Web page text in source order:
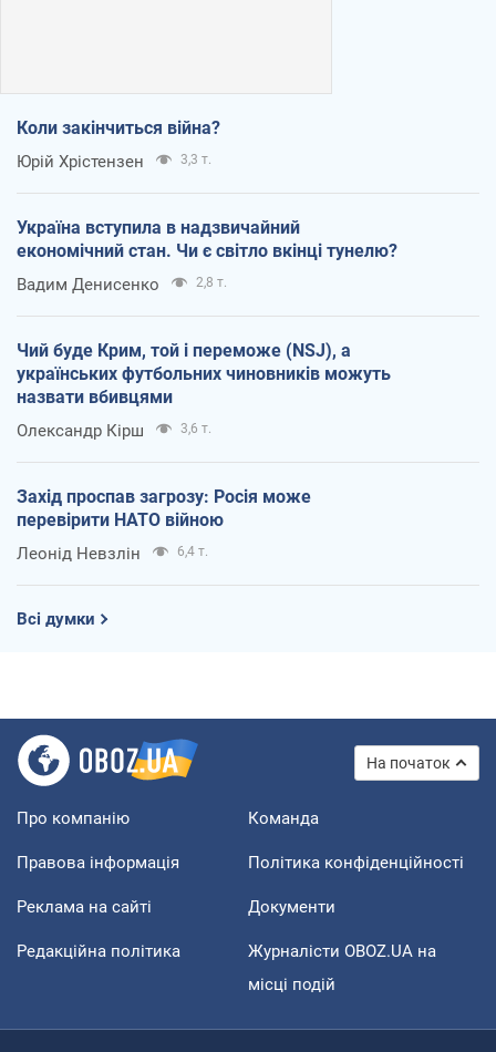
Коли закінчиться війна?
Юрій Хрістензен 3,3 т.
Україна вступила в надзвичайний
економічний стан. Чи є світло вкінці тунелю?
Вадим Денисенко 2,8 т.
Чий буде Крим, той і переможе (NSJ), а
українських футбольних чиновників можуть
назвати вбивцями
Олександр Кірш 3,6 т.
Захід проспав загрозу: Росія може
перевірити НАТО війною
Леонід Невзлін 6,4 т.
Всі думки
На початок
Про компанію Команда
Правова інформація Політика конфіденційності
Реклама на сайті Документи
Редакційна політика
Журналісти OBOZ.UA на
місці подій